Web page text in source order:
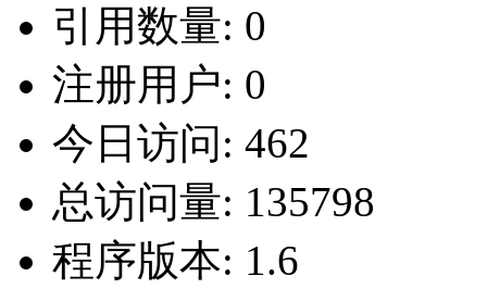
引用数量: 0
注册用户: 0
今日访问: 462
总访问量: 135798
程序版本: 1.6